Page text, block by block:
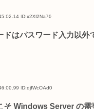
ID:x2Xl2Na70
ドはパスワード入力以外
ID:djfWcOAd0
そ Windows Server の需